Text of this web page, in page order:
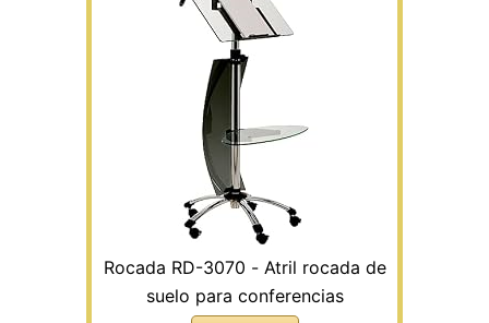
Rocada RD-3070 - Atril rocada de
suelo para conferencias